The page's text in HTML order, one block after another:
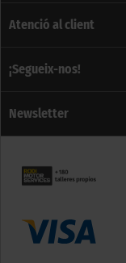
Atenció al client
¡Segueix-nos!
Newsletter